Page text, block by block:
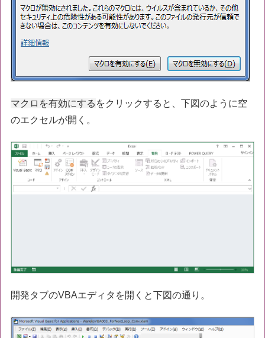
マクロを有効にする をクリックすると、下図のように空
のエクセルが開く。
開発タブのVBAエディタを開くと下図の通り。